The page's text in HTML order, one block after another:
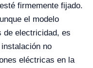
firmemente fijado.
el modelo
de electricidad, es
no
eléctricas en la